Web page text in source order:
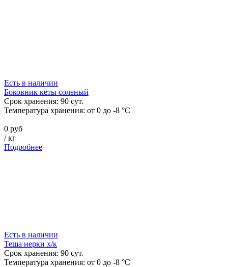
Есть в наличии
Боковник кеты соленый
Срок хранения: 90 сут.
Температура хранения: от 0 до -8 °C
0 руб
/кг
Подробнее
Есть в наличии
Теша нерки х/к
Срок хранения: 90 сут.
Температура хранения: от 0 до -8 °C